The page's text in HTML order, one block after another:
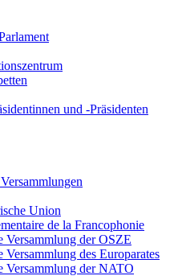
und -Präsidenten
Union
de la Francophonie
Versammlung der OSZE
Versammlung des Europarates
Versammlung der NATO